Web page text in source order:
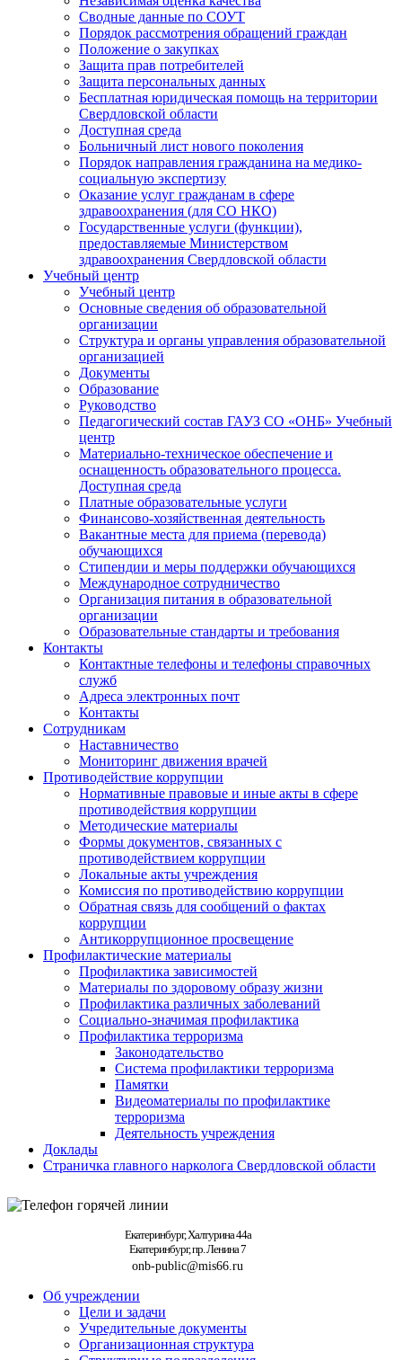
Сводные данные по СОУТ
Порядок рассмотрения обращений граждан
Положение о закупках
Защита прав потребителей
Защита персональных данных
Бесплатная юридическая помощь на территории
Свердловской области
Доступная среда
Больничный лист нового поколения
Порядок направления гражданина на медико-
социальную экспертизу
Оказание услуг гражданам в сфере
здравоохранения (для СО НКО)
Государственные услуги (функции),
предоставляемые Министерством
здравоохранения Свердловской области
Учебный центр
Учебный центр
Основные сведения об образовательной
организации
Структура и органы управления образовательной
организацией
Документы
Образование
Руководство
Педагогический состав ГАУЗ СО «ОНБ» Учебный
центр
Материально-техническое обеспечение и
оснащенность образовательного процесса.
Доступная среда
Платные образовательные услуги
Финансово-хозяйственная деятельность
Вакантные места для приема (перевода)
обучающихся
Стипендии и меры поддержки обучающихся
Международное сотрудничество
Организация питания в образовательной
организации
Образовательные стандарты и требования
Контакты
Контактные телефоны и телефоны справочных
служб
Адреса электронных почт
Контакты
Сотрудникам
Наставничество
Мониторинг движения врачей
Противодействие коррупции
Нормативные правовые и иные акты в сфере
противодействия коррупции
Методические материалы
Формы документов, связанных с
противодействием коррупции
Локальные акты учреждения
Комиссия по противодействию коррупции
Обратная связь для сообщений о фактах
коррупции
Антикоррупционное просвещение
Профилактические материалы
Профилактика зависимостей
Материалы по здоровому образу жизни
Профилактика различных заболеваний
Социально-значимая профилактика
Профилактика терроризма
Законодательство
Система профилактики терроризма
Памятки
Видеоматериалы по профилактике
терроризма
Деятельность учреждения
Доклады
Страничка главного нарколога Свердловской области
Екатеринбург, Халтурина 44а
Екатеринбург, пр. Ленина 7
onb-public@mis66.ru
Об учреждении
Цели и задачи
Учредительные документы
Организационная структура